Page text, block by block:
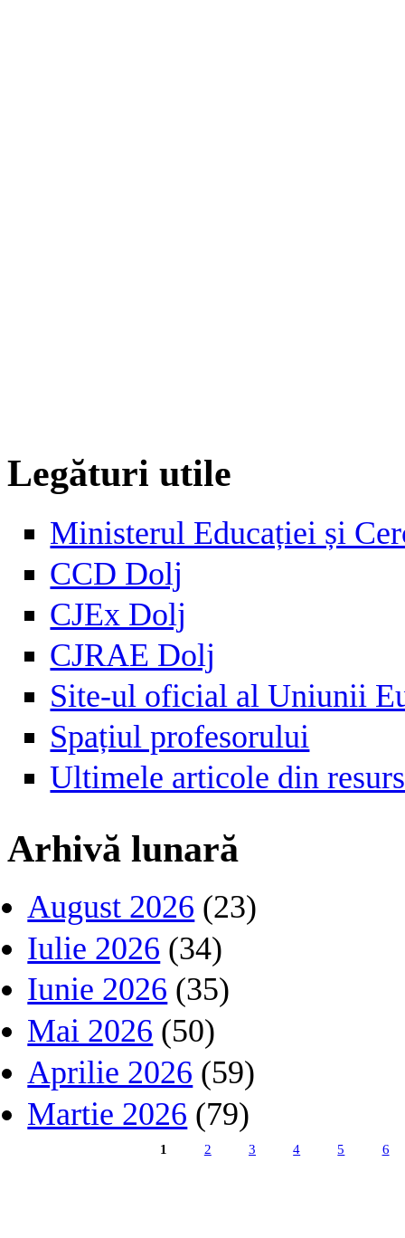
Legături utile
Ministerul Educației și
CCD Dolj
CJEx Dolj
CJRAE Dolj
Site-ul oficial al Uniunii
Spațiul profesorului
Ultimele articole din
Arhivă lunară
August 2026 (23)
Iulie 2026 (34)
Iunie 2026 (35)
Mai 2026 (50)
Aprilie 2026 (59)
Martie 2026 (79)
1 2 3 4 5 6